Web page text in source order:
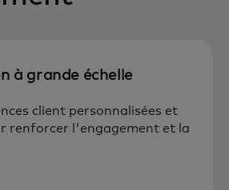
à grande échelle
client personnalisées et
renforcer l'engagement et la